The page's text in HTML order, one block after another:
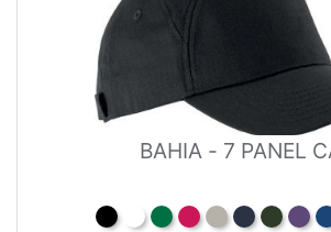
BAHIA - 7 PANEL